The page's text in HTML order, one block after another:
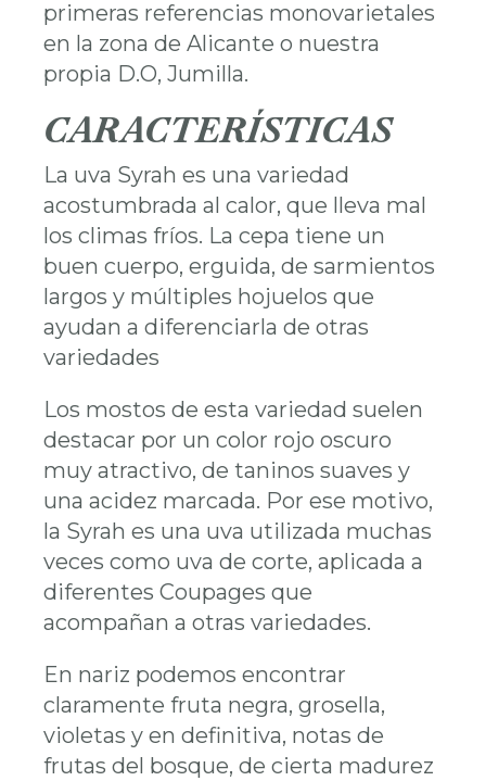
primeras referencias monovarietales
en la zona de Alicante o nuestra
propia D.O, Jumilla.
CARACTERÍSTICAS
La uva Syrah es una variedad
acostumbrada al calor, que lleva mal
los climas fríos. La cepa tiene un
buen cuerpo, erguida, de sarmientos
largos y múltiples hojuelos que
ayudan a diferenciarla de otras
variedades
Los mostos de esta variedad suelen
destacar por un color rojo oscuro
muy atractivo, de taninos suaves y
una acidez marcada. Por ese motivo,
la Syrah es una uva utilizada muchas
veces como uva de corte, aplicada a
diferentes Coupages que
acompañan a otras variedades.
En nariz podemos encontrar
claramente fruta negra, grosella,
violetas y en definitiva, notas de
frutas del bosque, de cierta madurez